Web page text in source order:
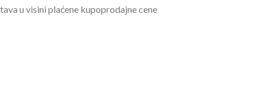
u visini plaćene kupoprodajne cene